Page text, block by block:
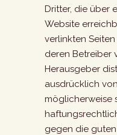
Dritter, die über
Website
verlinkten
deren Betreiber
Herausgeber
ausdrücklich
möglicherweise
gegen die